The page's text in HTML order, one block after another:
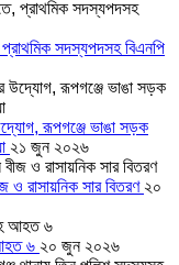
সদস্যপদসহ বিএনপি
রূপগঞ্জে ভাঙা সড়ক
২১ জুন ২০২৬
রাসায়নিক সার বিতরণ ২০
৬ ২০ জুন ২০২৬